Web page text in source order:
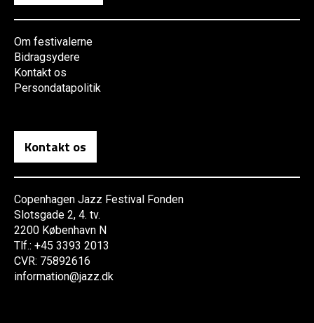
Om festivalerne
Bidragsydere
Kontakt os
Persondatapolitik
Kontakt os
Copenhagen Jazz Festival Fonden
Slotsgade 2, 4. tv.
2200 København N
Tlf.: +45 3393 2013
CVR: 75892616
information@jazz.dk